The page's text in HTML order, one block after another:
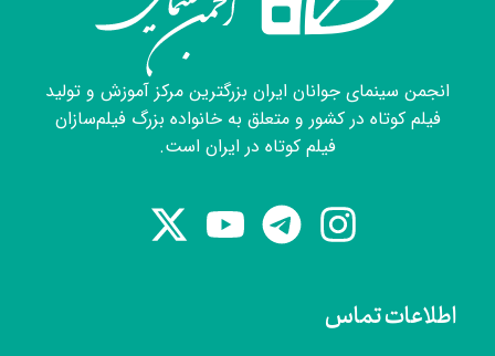
اطلاعات تماس
انجمن سینمای جوانان ایران بزرگترین مرکز آموزش و تولید
فیلم کوتاه در کشور و متعلق به خانواده بزرگ فیلم‌سازان
فیلم کوتاه در ایران است.